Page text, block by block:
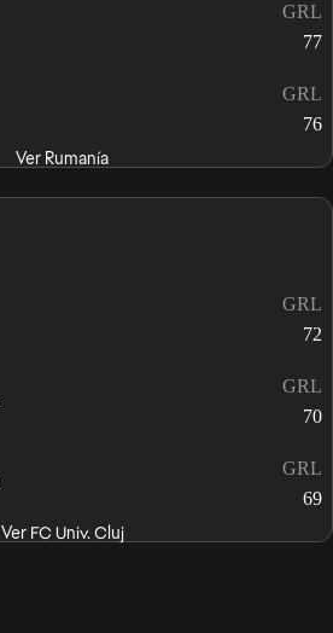
GRL
77
GRL
76
Ver Rumanía
GRL
72
GRL
70
GRL
69
Ver FC Univ. Cluj